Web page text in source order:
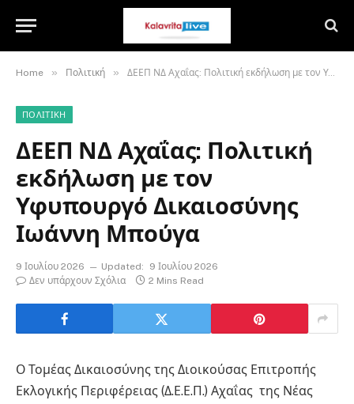
Home » Πολιτική » ΔΕΕΠ ΝΔ Αχαΐας: Πολιτική εκδήλωση με τον Υφυπουργό Δικαιοσύνης Ιωάννη Μπούγα
ΠΟΛΙΤΙΚΉ
ΔΕΕΠ ΝΔ Αχαΐας: Πολιτική
εκδήλωση με τον
Υφυπουργό Δικαιοσύνης
Ιωάννη Μπούγα
9 Ιουλίου 2026 Updated:
9 Ιουλίου 2026
Δεν υπάρχουν Σχόλια
2 Mins Read
Ο Τομέας Δικαιοσύνης της Διοικούσας Επιτροπής
Εκλογικής Περιφέρειας (Δ.Ε.Ε.Π.) Αχαΐας της Νέας